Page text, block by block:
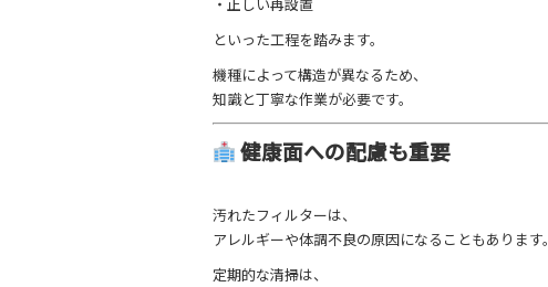
といった工程を踏みます。
機種によって構造が異なるため、
知識と丁寧な作業が必要です。
健康面への配慮も重要
汚れたフィルターは、
アレルギーや体調不良の原因になることもあります。
定期的な清掃は、